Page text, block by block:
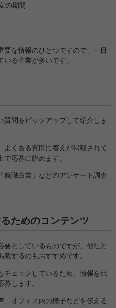
の期間
要な情報のひとつですので、一目
る企業が多いです。
問をピックアップして紹介しま
よくある質問に答えが掲載されて
応募に臨めます。
就職白書」などのアンケート調査
ためのコンテンツ
要としているものですが、他社と
するのもおすすめです。
チェックしているため、情報を比
します。
、オフィス内の様子などを伝える